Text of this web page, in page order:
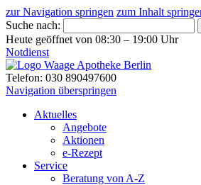
zur Navigation springen zum Inhalt
Suche nach:
Heute geöffnet von 08:30 – 19:00 Uhr
Notdienst
Telefon: 030 890497600
Navigation überspringen
Aktuelles
Angebote
Aktionen
e-Rezept
Service
Beratung von A-Z